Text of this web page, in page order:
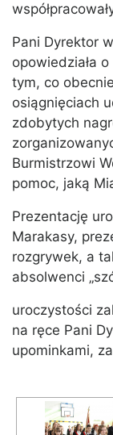
Pani Dyrektor
opowiedziała
tym, co
osiągnięciach
zdobytych
Burmistrzowi
pomoc, jaką
Prezentację
Marakasy,
rozgrywek, a
absolwenci
uroczystości
na ręce Pani
upominkami,